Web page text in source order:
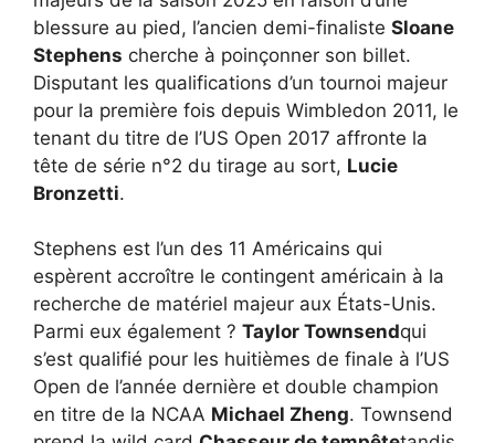
blessure au pied, l’ancien demi-finaliste Sloane
Stephens cherche à poinçonner son billet.
Disputant les qualifications d’un tournoi majeur
pour la première fois depuis Wimbledon 2011, le
tenant du titre de l’US Open 2017 affronte la
tête de série n°2 du tirage au sort, Lucie
Bronzetti.
Stephens est l’un des 11 Américains qui
espèrent accroître le contingent américain à la
recherche de matériel majeur aux États-Unis.
Parmi eux également ? Taylor Townsendqui
s’est qualifié pour les huitièmes de finale à l’US
Open de l’année dernière et double champion
en titre de la NCAA Michael Zheng. Townsend